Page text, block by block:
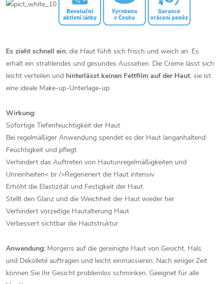
Es zieht schnell ein, die Haut fühlt sich frisch und weich an. Es
erhält ein strahlendes und gesundes Aussehen. Die Creme lässt sich
leicht verteilen und hinterlässt keinen Fettfilm auf der Haut, sie ist
eine ideale Make-up-Unterlage-up.
Wirkung:
Sofortige Tiefenfeuchtigkeit der Haut
Bei regelmäßiger Anwendung spendet es der Haut langanhaltend
Feuchtigkeit und pflegt
Verhindert das Auftreten von Hautunregelmäßigkeiten und
Unreinheiten< br />Regeneriert die Haut intensiv
Erhöht die Elastizität und Festigkeit der Haut
Stellt den Glanz und die Weichheit der Haut wieder her
Verhindert vorzeitige Hautalterung Haut
Verbessert sichtbar die Hautstruktur
Anwendung: Morgens auf die gereinigte Haut von Gesicht, Hals
und Dekolleté auftragen und leicht einmassieren. Nach einiger Zeit
können Sie Ihr Gesicht problemlos schminken. Geeignet für alle